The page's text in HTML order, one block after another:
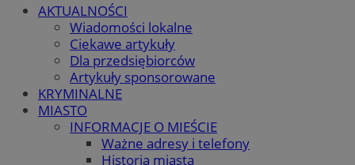
AKTUALNOŚCI
Wiadomości lokalne
Ciekawe artykuły
Dla przedsiębiorców
Artykuły sponsorowane
KRYMINALNE
MIASTO
INFORMACJE O MIEŚCIE
Ważne adresy i telefony
Historia miasta